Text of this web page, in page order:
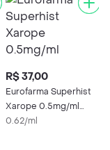
R$ 37,00
Eurofarma Superhist
Xarope 0.5mg/ml
Sabor Tutti Frutti 60ml
0.62/ml